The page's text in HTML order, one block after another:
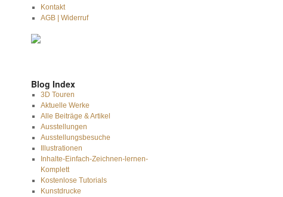
Kontakt
AGB | Widerruf
Blog Index
3D Touren
Aktuelle Werke
Alle Beiträge & Artikel
Ausstellungen
Ausstellungsbesuche
Illustrationen
Inhalte-Einfach-Zeichnen-lernen-
Komplett
Kostenlose Tutorials
Kunstdrucke